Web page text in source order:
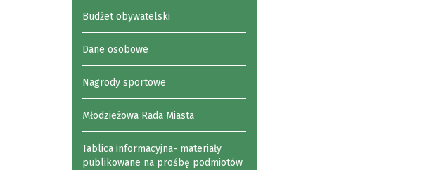
Budżet obywatelski
Dane osobowe
Nagrody sportowe
Młodzieżowa Rada Miasta
Tablica informacyjna- materiały
publikowane na prośbę podmiotów